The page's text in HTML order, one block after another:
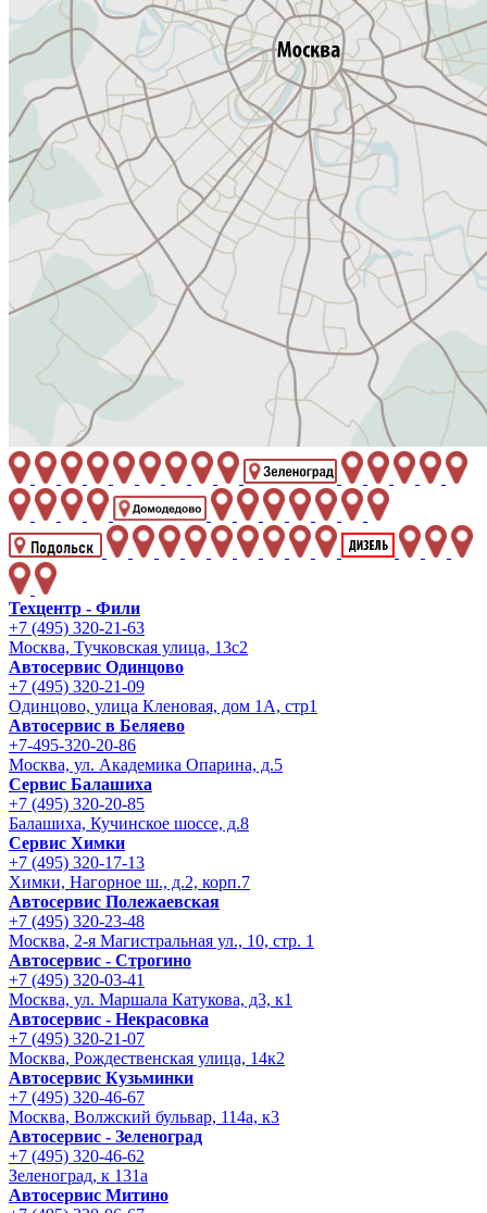
Техцентр - Фили
+7 (495) 320-21-63
Москва, Тучковская улица, 13с2
Автосервис Одинцово
+7 (495) 320-21-09
Одинцово, улица Кленовая, дом 1А, стр1
Автосервис в Беляево
+7-495-320-20-86
Москва, ул. Академика Опарина, д.5
Сервис Балашиха
+7 (495) 320-20-85
Балашиха, Кучинское шоссе, д.8
Сервис Химки
+7 (495) 320-17-13
Химки, Нагорное ш., д.2, корп.7
Автосервис Полежаевская
+7 (495) 320-23-48
Москва, 2-я Магистральная ул., 10, стр. 1
Автосервис - Строгино
+7 (495) 320-03-41
Москва, ул. Маршала Катукова, д3, к1
Автосервис - Некрасовка
+7 (495) 320-21-07
Москва, Рождественская улица, 14к2
Автосервис Кузьминки
+7 (495) 320-46-67
Москва, Волжский бульвар, 114а, к3
Автосервис - Зеленоград
+7 (495) 320-46-62
Зеленоград, к 131а
Автосервис Митино